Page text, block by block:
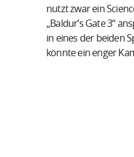
nutzt zwar ein
„Baldur’s Gate 3“
in eines der beiden
könnte ein enger